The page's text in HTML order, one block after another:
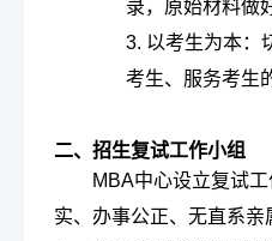
录，原始材料做
3. 以考生为本：
考生、服务考生
二、招生复试工作小组
MBA中心设立复试
实、办事公正、无直系